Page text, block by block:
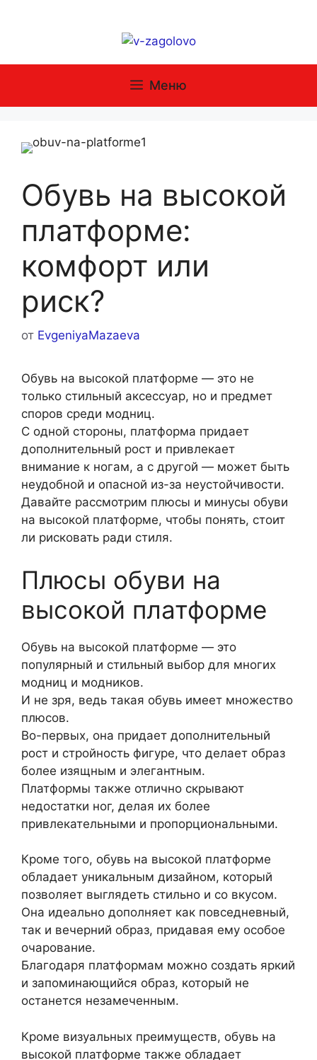
Меню
Обувь на высокой
платформе:
комфорт или
риск?
от EvgeniyaMazaeva
Обувь на высокой платформе — это не
только стильный аксессуар, но и предмет
споров среди модниц.
С одной стороны, платформа придает
дополнительный рост и привлекает
внимание к ногам, а с другой — может быть
неудобной и опасной из-за неустойчивости.
Давайте рассмотрим плюсы и минусы обуви
на высокой платформе, чтобы понять, стоит
ли рисковать ради стиля.
Плюсы обуви на
высокой платформе
Обувь на высокой платформе — это
популярный и стильный выбор для многих
модниц и модников.
И не зря, ведь такая обувь имеет множество
плюсов.
Во-первых, она придает дополнительный
рост и стройность фигуре, что делает образ
более изящным и элегантным.
Платформы также отлично скрывают
недостатки ног, делая их более
привлекательными и пропорциональными.
Кроме того, обувь на высокой платформе
обладает уникальным дизайном, который
позволяет выглядеть стильно и со вкусом.
Она идеально дополняет как повседневный,
так и вечерний образ, придавая ему особое
очарование.
Благодаря платформам можно создать яркий
и запоминающийся образ, который не
останется незамеченным.
Кроме визуальных преимуществ, обувь на
высокой платформе также обладает